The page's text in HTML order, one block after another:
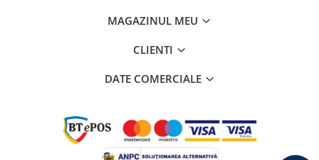
MAGAZINUL MEU
CLIENTI
DATE COMERCIALE